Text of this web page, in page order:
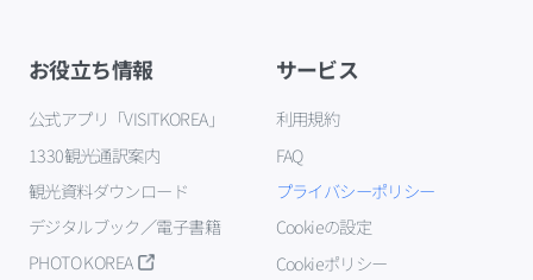
お役立ち情報
公式アプリ「VISITKOREA」
1330観光通訳案内
観光資料ダウンロード
デジタルブック／電子書籍
PHOTO KOREA
サービス
利用規約
FAQ
プライバシーポリシー
Cookieの設定
Cookieポリシー